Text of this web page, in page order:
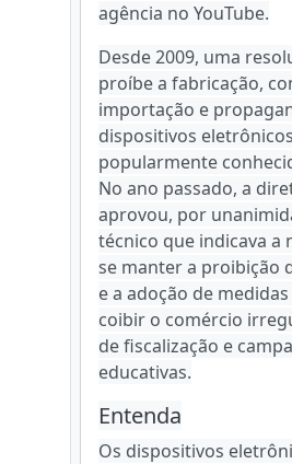
agência no YouTube.
Desde 2009, uma
proíbe a fabricação,
importação e
dispositivos
popularmente
No ano passado, a
aprovou, por
técnico que indicava a
se manter a proibição
e a adoção de
coibir o comércio
de fiscalização e
educativas.
Entenda
Os dispositivos